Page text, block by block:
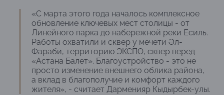
«С марта этого года началось комплексное
обновление ключевых мест столицы - от
Линейного парка до набережной реки Есиль.
Работы охватили и сквер у мечети Әл-
Фараби, территорию ЭКСПО, сквер перед
«Астана Балет». Благоустройство - это не
просто изменение внешнего облика района,
а вклад в благополучие и комфорт каждого
жителя», - считает Дарменияр Кыдырбек-улы.